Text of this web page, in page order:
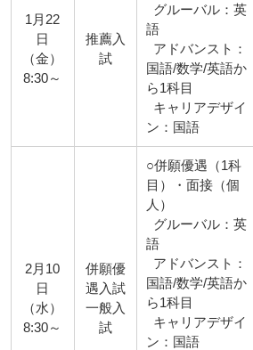
1月22
日
（金）
8:30～
推薦入
試
グルーバル：英
語
アドバンスト：
国語/数学/英語か
ら1科目
キャリアデザイ
ン：国語
2月10
日
（水）
8:30～
併願優
遇入試
一般入
試
○併願優遇（1科
目）・面接（個
人）
グルーバル：英
語
アドバンスト：
国語/数学/英語か
ら1科目
キャリアデザイ
ン：国語